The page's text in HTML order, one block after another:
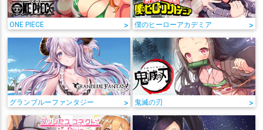
ONE PIECE > 僕のヒーローアカデミア >
グランブルーファンタジー > 鬼滅の刃 >